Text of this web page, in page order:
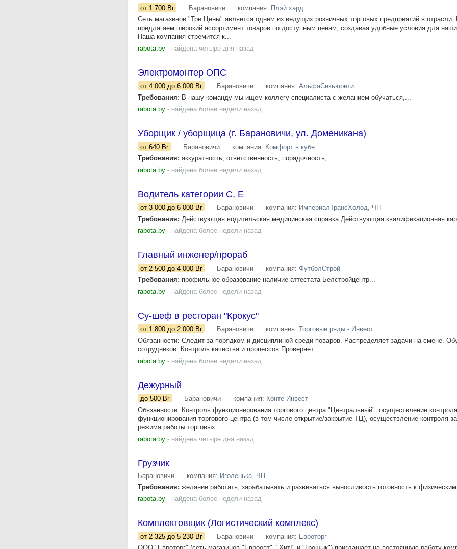
от 1 700 Br Барановичи компания: Плэй хард
Сеть магазинов "Три Цены" является одним из ведущих розничных торговых предприятий в
предлагаем широкий ассортимент товаров по доступным ценам, создавая удобные условия для
Наша компания стремится к...
rabota.by - найдена четыре дня назад
Электромонтер ОПС
от 4 000 до 6 000 Br Барановичи компания: АльфаСекьюрити
Требования: В нашу команду мы ищем коллегу-специалиста с желанием обучаться,...
rabota.by - найдена более недели назад
Уборщик / уборщица (г. Барановичи, ул. Доменикана)
от 640 Br Барановичи компания: Комфорт в кубе
Требования: аккуратность; ответственность; порядочность;...
rabota.by - найдена более недели назад
Водитель категории C, Е
от 3 000 до 6 000 Br Барановичи компания: ИмпериалТрансХолод, ЧП
Требования: Действующая водительская медицинская справка Действующая квалификационная
rabota.by - найдена более недели назад
Главный инженер/прораб
от 2 500 до 4 000 Br Барановичи компания: ФутболСтрой
Требования: профильное образование наличие аттестата Белстройцентр...
rabota.by - найдена более недели назад
Су-шеф в ресторан "Крокус"
от 1 800 до 2 000 Br Барановичи компания: Торговые ряды - Инвест
Обязанности: Следит за порядком и дисциплиной среди поваров. Распределяет задачи на смене.
сотрудников. Контроль качества и процессов Проверяет...
rabota.by - найдена более недели назад
Дежурный
до 500 Br Барановичи компания: Конте Инвест
Обязанности: Контроль функционирования торгового центра "Центральный": осуществление контроля
функционирования торгового центра (в том числе открытие/закрытие ТЦ), осуществление контроля
режима работы торговых...
rabota.by - найдена четыре дня назад
Грузчик
Барановичи компания: Иголенька, ЧП
Требования: желание работать, зарабатывать и развиваться выносливость готовность к
rabota.by - найдена более недели назад
Комплектовщик (Логистический комплекс)
от 2 325 до 5 230 Br Барановичи компания: Евроторг